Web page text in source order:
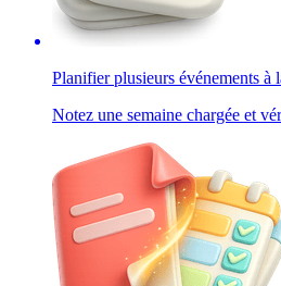
Planifier plusieurs événements à
Notez une semaine chargée et